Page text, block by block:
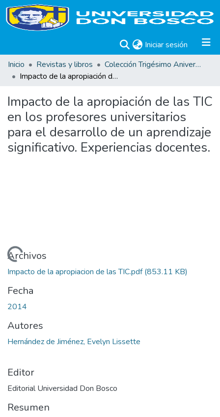
Iniciar sesión (current)
Inicio
Revistas y libros
Colección Trigésimo Aniversario
Impacto de la apropiación de las TIC en los profesores universitarios para el desarrollo de un aprendizaje significativo. Experiencias docentes.
Impacto de la apropiación de las TIC
en los profesores universitarios
para el desarrollo de un aprendizaje
significativo. Experiencias docentes.
Cargando...
Archivos
Impacto de la apropiacion de las TIC.pdf(853.11 KB)
Fecha
2014
Autores
Hernández de Jiménez, Evelyn Lissette
Editor
Editorial Universidad Don Bosco
Resumen